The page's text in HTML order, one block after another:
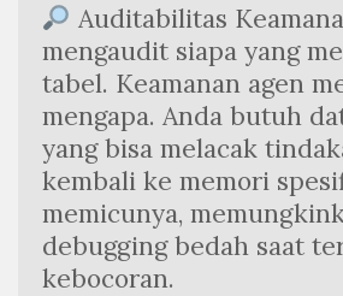
Auditabilitas
mengaudit siapa yang
tabel. Keamanan agen
mengapa. Anda butuh
yang bisa melacak
kembali ke memori
memicunya,
debugging bedah saat
kebocoran.